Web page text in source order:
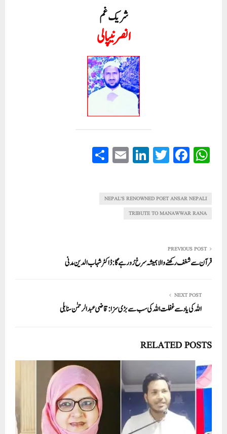
شریک غم
انصر نیپالی
W
ha
A
pp
Fa
ce
ok
T
wi
r
Li
nk
In
E
m
NEPAL'S RENOWNED POET ANSAR NEPALI
TRIBUTE TO MANAWWAR RANA
PREVIOUS POST
قرآن سے شغف رکھنے والا ہمیشہ سرخ رُو رہے گا: ڈاکٹر شہاب الدین مدنی
NEXT POST
اللہ کی یاد سے غفلت اللہ کی سب سے بڑی سزا: قاضی عبد الرحمٰن سنابلی
RELATED POSTS